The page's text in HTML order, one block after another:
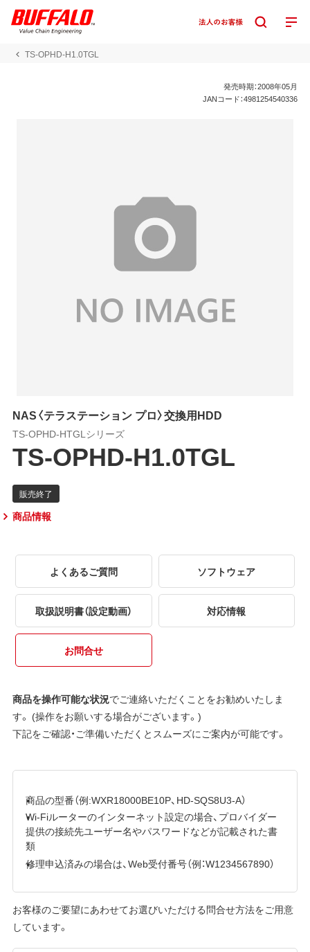
TS-OPHD-H1.0TGL
発売時期：2008年05月
JANコード：4981254540336
NAS〈テラステーション プロ〉交換用HDD
TS-OPHD-HTGLシリーズ
TS-OPHD-H1.0TGL
商品情報
よくあるご質問 ソフトウェア
取扱説明書（設定動画） 対応情報
お問合せ
商品を操作可能な状況でご連絡いただくことをお勧めいたしま
す。 (操作をお願いする場合がございます。)
下記をご確認・ご準備いただくとスムーズにご案内が可能です。
商品の型番（例:WXR18000BE10P、HD-SQS8U3-A）
Wi-Fiルーターのインターネット設定の場合、プロバイダー
提供の接続先ユーザー名やパスワードなどが記載された書
類
修理申込済みの場合は、Web受付番号（例：W1234567890）
お客様のご要望にあわせてお選びいただける問合せ方法をご用意
しています。